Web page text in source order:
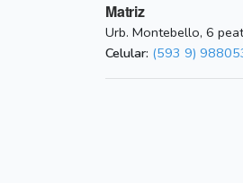
Matriz
Urb. Montebello, 6
Celular: (593 9)